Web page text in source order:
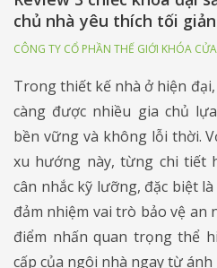
chủ nhà yêu thích tối giản
CÔNG TY CỔ PHẦN THẾ GIỚI KHÓA CỬA
Trong thiết kế nhà ở hiện
càng được nhiều gia chủ
bền vững và không lỗi thời.
xu hướng này, từng chi tiết
cân nhắc kỹ lưỡng, đặc biệt
đảm nhiệm vai trò bảo vệ an
điểm nhấn quan trọng thể
cấp của ngôi nhà ngay từ